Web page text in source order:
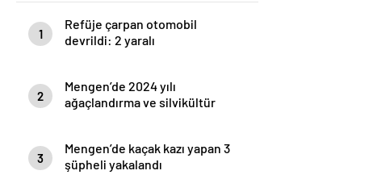
1
Refüje çarpan otomobil
devrildi: 2 yaralı
2
Mengen’de 2024 yılı
ağaçlandırma ve silvikültür
3
Mengen’de kaçak kazı yapan 3
şüpheli yakalandı